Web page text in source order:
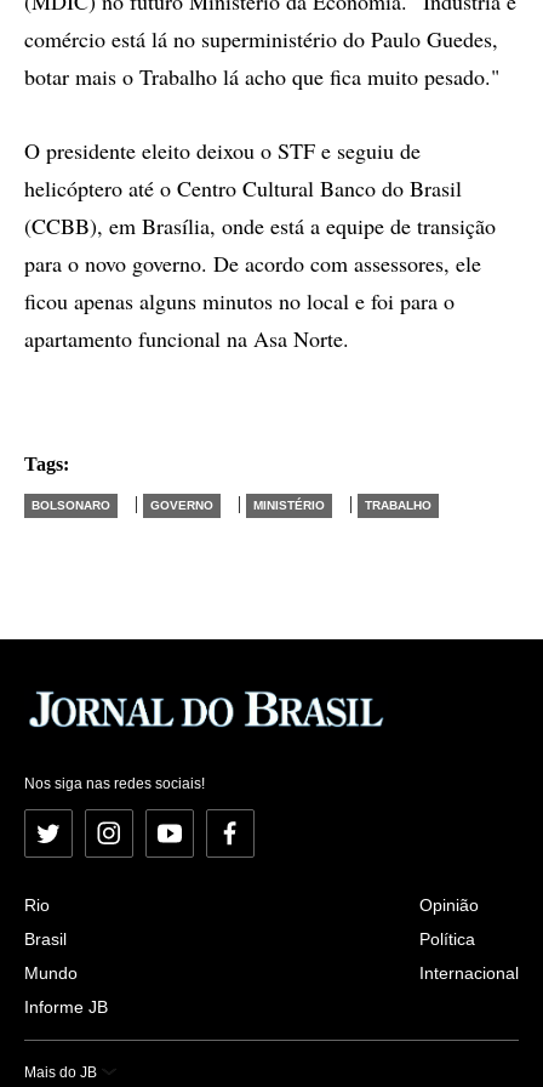
comércio está lá no superministério do Paulo Guedes,
botar mais o Trabalho lá acho que fica muito pesado."
O presidente eleito deixou o STF e seguiu de
helicóptero até o Centro Cultural Banco do Brasil
(CCBB), em Brasília, onde está a equipe de transição
para o novo governo. De acordo com assessores, ele
ficou apenas alguns minutos no local e foi para o
apartamento funcional na Asa Norte.
Tags:
BOLSONARO | GOVERNO | MINISTÉRIO | TRABALHO
Nos siga nas redes sociais!
Twitter InstagramYouTubeFacebook
Rio
Brasil
Mundo
Informe JB
Opinião
Política
Internacional
Mais do JB